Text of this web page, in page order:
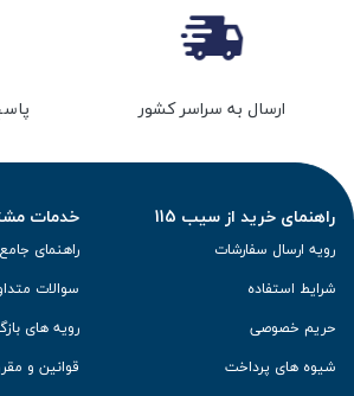
ارسال به سراسر کشور
راهنمای خرید از سیب 115
رویه ارسال سفارشات
شرایط استفاده
حریم خصوصی
شیوه های پرداخت
خدمات
راهنمای
سوالات
رویه های
قوانین و